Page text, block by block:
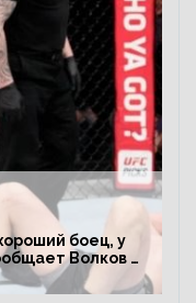
боец, у
Волков –